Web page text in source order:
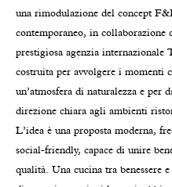
una rimodulazione del concept
contemporaneo, in collaborazione
prestigiosa agenzia internazionale
costruita per avvolgere i momenti
un’atmosfera di naturalezza e per
direzione chiara agli ambienti
L’idea è una proposta moderna,
social-friendly, capace di unire
qualità. Una cucina tra benessere e